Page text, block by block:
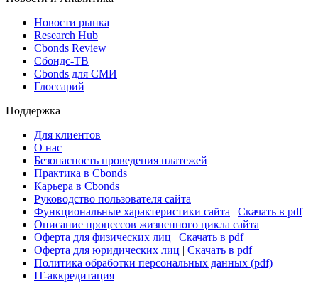
Новости рынка
Research Hub
Cbonds Review
Сбондс-ТВ
Cbonds для СМИ
Глоссарий
Поддержка
Для клиентов
О нас
Безопасность проведения платежей
Практика в Cbonds
Карьера в Cbonds
Руководство пользователя сайта
Функциональные характеристики сайта | Скачать в pdf
Описание процессов жизненного цикла сайта
Оферта для физических лиц | Скачать в pdf
Оферта для юридических лиц | Скачать в pdf
Политика обработки персональных данных (pdf)
IT-аккредитация